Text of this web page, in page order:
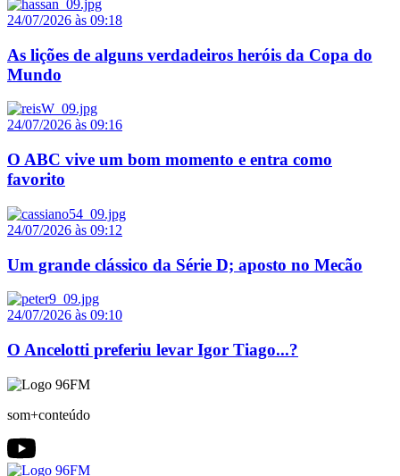
24/07/2026 às 09:18
As lições de alguns verdadeiros heróis da Copa do
Mundo
24/07/2026 às 09:16
O ABC vive um bom momento e entra como
favorito
24/07/2026 às 09:12
Um grande clássico da Série D; aposto no Mecão
24/07/2026 às 09:10
O Ancelotti preferiu levar Igor Tiago...?
som+conteúdo